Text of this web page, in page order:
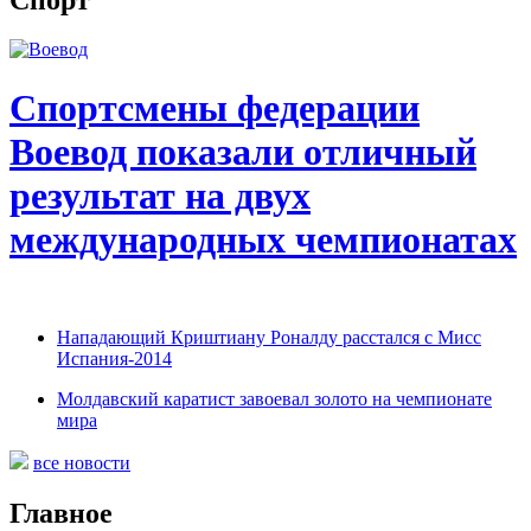
Спортсмены федерации
Воевод показали отличный
результат на двух
международных чемпионатах
Нападающий Криштиану Роналду расстался с Мисс
Испания-2014
Молдавский каратист завоевал золото на чемпионате
мира
все новости
Главное